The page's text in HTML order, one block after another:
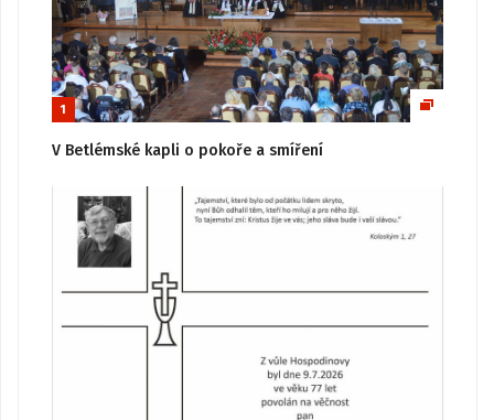
1
V Betlémské kapli o pokoře a smíření